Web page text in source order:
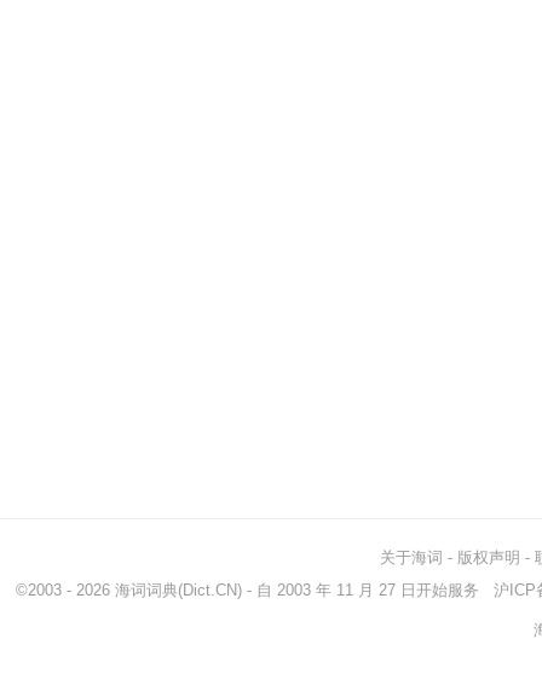
关于海词 - 版权声明 -
©2003 - 2026 海词词典(Dict.CN) - 自 2003 年 11 月 27 日开始服务 沪ICP